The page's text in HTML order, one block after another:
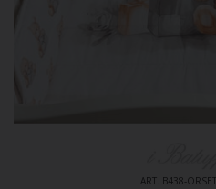
ART. B438-